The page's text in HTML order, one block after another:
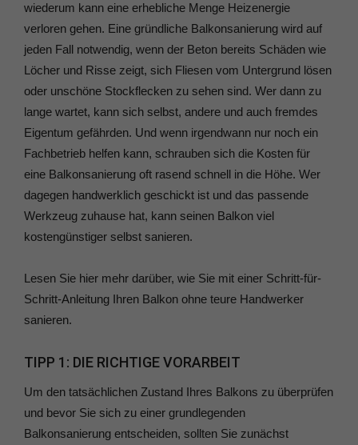
wiederum kann eine erhebliche Menge Heizenergie
verloren gehen. Eine gründliche Balkonsanierung wird auf
jeden Fall notwendig, wenn der Beton bereits Schäden wie
Löcher und Risse zeigt, sich Fliesen vom Untergrund lösen
oder unschöne Stockflecken zu sehen sind. Wer dann zu
lange wartet, kann sich selbst, andere und auch fremdes
Eigentum gefährden. Und wenn irgendwann nur noch ein
Fachbetrieb helfen kann, schrauben sich die Kosten für
eine Balkonsanierung oft rasend schnell in die Höhe. Wer
dagegen handwerklich geschickt ist und das passende
Werkzeug zuhause hat, kann seinen Balkon viel
kostengünstiger selbst sanieren.
Lesen Sie hier mehr darüber, wie Sie mit einer Schritt-für-
Schritt-Anleitung Ihren Balkon ohne teure Handwerker
sanieren.
TIPP 1: DIE RICHTIGE VORARBEIT
Um den tatsächlichen Zustand Ihres Balkons zu überprüfen
und bevor Sie sich zu einer grundlegenden
Balkonsanierung entscheiden, sollten Sie zunächst